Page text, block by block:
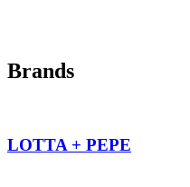
Brands
LOTTA + PEPE